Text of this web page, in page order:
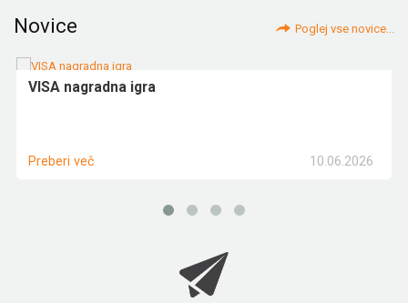
Novice Poglej vse novice...
VISA nagradna igra
10.06.2026
Preberi več